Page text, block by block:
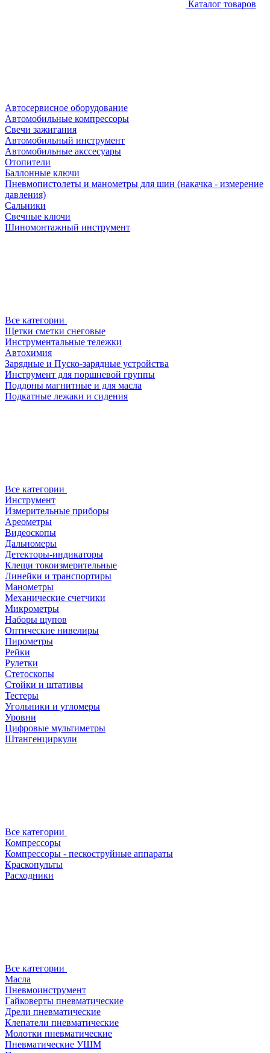
Каталог товаров
Автосервисное оборудование
Автомобильные компрессоры
Свечи зажигания
Автомобильный инструмент
Автомобильные акссесуары
Отопители
Баллонные ключи
Пневмопистолеты и манометры для шин (накачка - измерение
давления)
Сальники
Свечные ключи
Шиномонтажный инструмент
Все категории
Щетки сметки снеговые
Инструментальные тележки
Автохимия
Зарядные и Пуско-зарядные устройства
Инструмент для поршневой группы
Поддоны магнитные и для масла
Подкатные лежаки и сидения
Все категории
Инструмент
Измерительные приборы
Ареометры
Видеоскопы
Дальномеры
Детекторы-индикаторы
Клещи токоизмерительные
Линейки и транспортиры
Манометры
Механические счетчики
Микрометры
Наборы щупов
Оптические нивелиры
Пирометры
Рейки
Рулетки
Стетоскопы
Стойки и штативы
Тестеры
Угольники и угломеры
Уровни
Цифровые мультиметры
Штангенциркули
Все категории
Компрессоры
Компрессоры - пескоструйные аппараты
Краскопульты
Расходники
Все категории
Масла
Пневмоинструмент
Гайковерты пневматические
Дрели пневматические
Клепатели пневматические
Молотки пневматические
Пневматические УШМ